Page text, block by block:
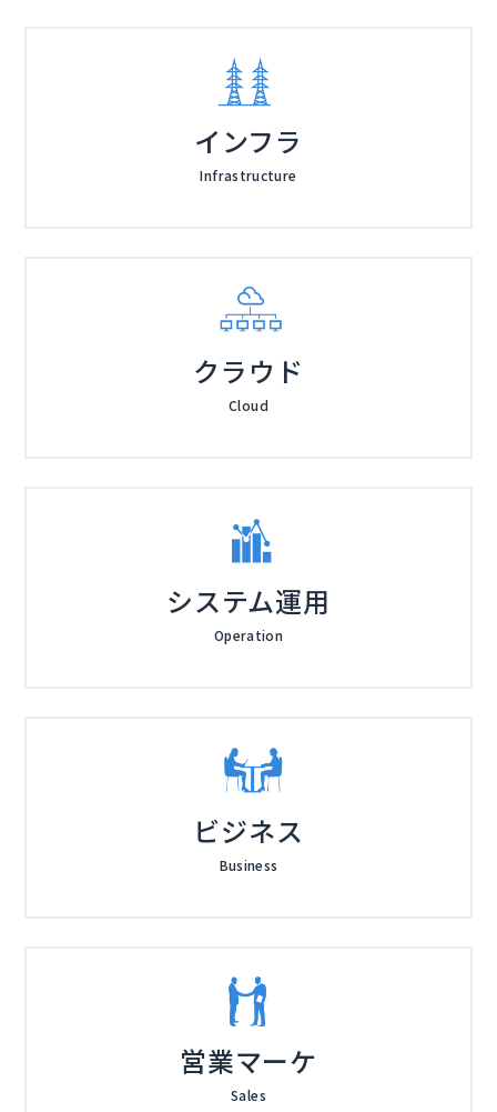
インフラ
Infrastructure
クラウド
Cloud
システム運用
Operation
ビジネス
Business
営業マーケ
Sales